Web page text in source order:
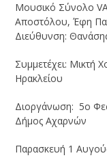
Μουσικό Σύνολο
Αποστόλου, Έφη
Διεύθυνση:
Συμμετέχει: Μικτή
Ηρακλείου
Διοργάνωση: 5ο
Δήμος Αχαρνών
Παρασκευή 1